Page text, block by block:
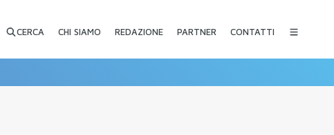
CERCA CHI SIAMO REDAZIONE PARTNER CONTATTI